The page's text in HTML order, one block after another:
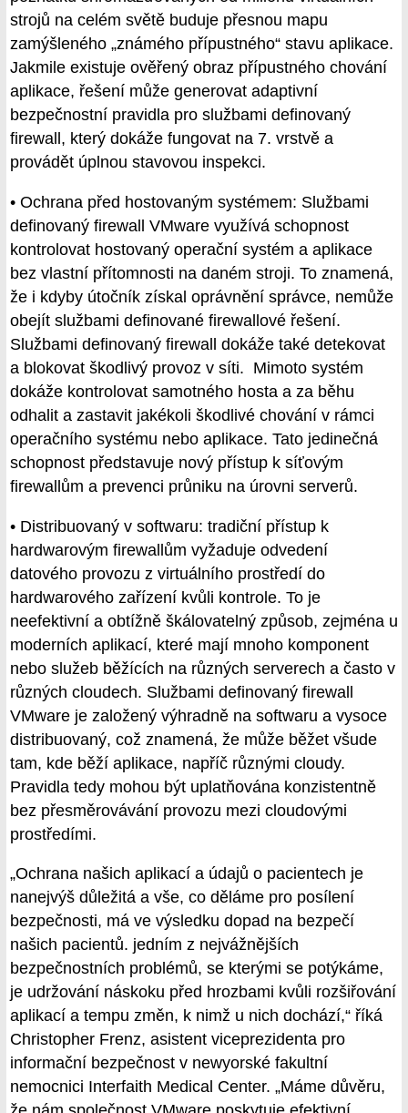
strojů na celém světě buduje přesnou mapu
zamýšleného „známého přípustného“ stavu aplikace.
Jakmile existuje ověřený obraz přípustného chování
aplikace, řešení může generovat adaptivní
bezpečnostní pravidla pro službami definovaný
firewall, který dokáže fungovat na 7. vrstvě a
provádět úplnou stavovou inspekci.
• Ochrana před hostovaným systémem: Službami
definovaný firewall VMware využívá schopnost
kontrolovat hostovaný operační systém a aplikace
bez vlastní přítomnosti na daném stroji. To znamená,
že i kdyby útočník získal oprávnění správce, nemůže
obejít službami definované firewallové řešení.
Službami definovaný firewall dokáže také detekovat
a blokovat škodlivý provoz v síti. Mimoto systém
dokáže kontrolovat samotného hosta a za běhu
odhalit a zastavit jakékoli škodlivé chování v rámci
operačního systému nebo aplikace. Tato jedinečná
schopnost představuje nový přístup k síťovým
firewallům a prevenci průniku na úrovni serverů.
• Distribuovaný v softwaru: tradiční přístup k
hardwarovým firewallům vyžaduje odvedení
datového provozu z virtuálního prostředí do
hardwarového zařízení kvůli kontrole. To je
neefektivní a obtížně škálovatelný způsob, zejména u
moderních aplikací, které mají mnoho komponent
nebo služeb běžících na různých serverech a často v
různých cloudech. Službami definovaný firewall
VMware je založený výhradně na softwaru a vysoce
distribuovaný, což znamená, že může běžet všude
tam, kde běží aplikace, napříč různými cloudy.
Pravidla tedy mohou být uplatňována konzistentně
bez přesměrovávání provozu mezi cloudovými
prostředími.
„Ochrana našich aplikací a údajů o pacientech je
nanejvýš důležitá a vše, co děláme pro posílení
bezpečnosti, má ve výsledku dopad na bezpečí
našich pacientů. jedním z nejvážnějších
bezpečnostních problémů, se kterými se potýkáme,
je udržování náskoku před hrozbami kvůli rozšiřování
aplikací a tempu změn, k nimž u nich dochází,“ říká
Christopher Frenz, asistent viceprezidenta pro
informační bezpečnost v newyorské fakultní
nemocnici Interfaith Medical Center. „Máme důvěru,